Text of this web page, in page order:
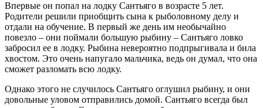
Впервые он попал на лодку Сантьяго в возрасте 5 лет.
Родители решили приобщить сына к рыболовному делу и
отдали на обучение. В первый же день им необычайно
повезло – они поймали большую рыбину – Сантьяго ловко
забросил ее в лодку. Рыбина невероятно подпрыгивала и била
хвостом. Это очень напугало мальчика, ведь он думал, что она
сможет разломать всю лодку.
Однако этого не случилось Сантьяго оглушил рыбину, и они
довольные уловом отправились домой. Сантьяго всегда был